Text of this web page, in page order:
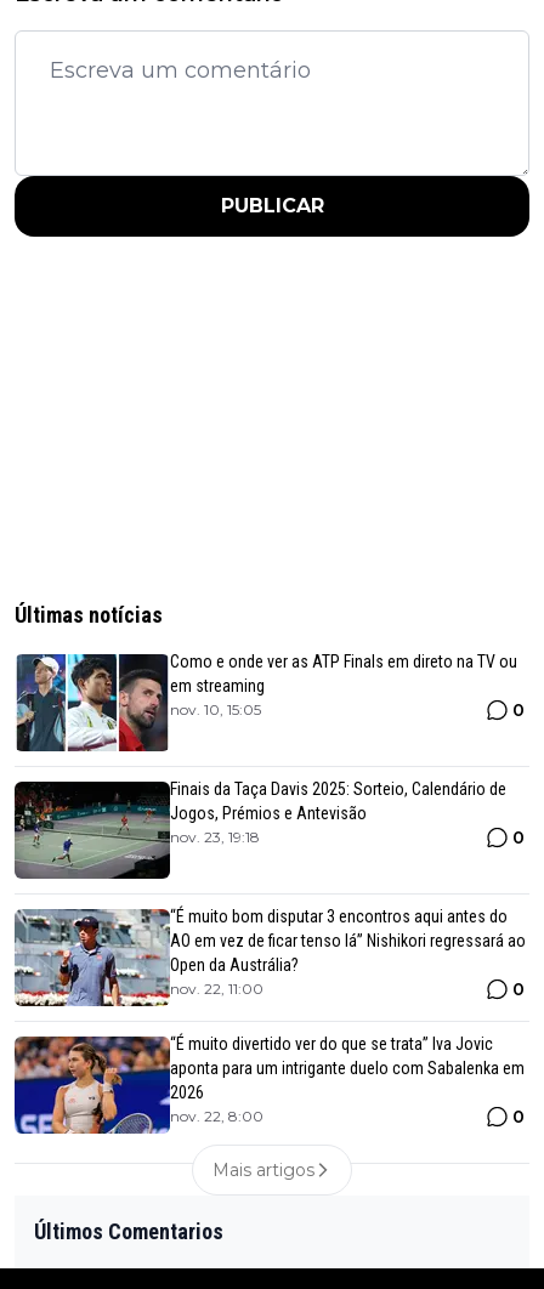
PUBLICAR
Últimas notícias
Como e onde ver as ATP Finals em direto na TV ou
em streaming
nov. 10, 15:05 0
Finais da Taça Davis 2025: Sorteio, Calendário de
Jogos, Prémios e Antevisão
nov. 23, 19:18 0
“É muito bom disputar 3 encontros aqui antes do
AO em vez de ficar tenso lá” Nishikori regressará ao
Open da Austrália?
nov. 22, 11:00 0
“É muito divertido ver do que se trata” Iva Jovic
aponta para um intrigante duelo com Sabalenka em
2026
nov. 22, 8:00 0
Mais artigos
Últimos Comentarios